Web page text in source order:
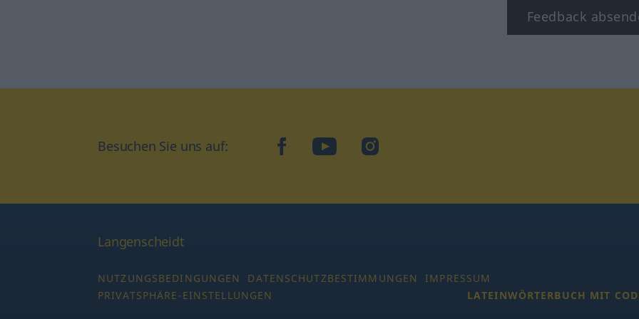
Feedback
Besuchen Sie uns auf: facebookYouTubeInstagram
Langenscheidt
NUTZUNGSBEDINGUNGEN DATENSCHUTZBESTIMMUNGEN
IMPRESSUM
PRIVATSPHÄRE-EINSTELLUNGEN
LATEINWÖRTERBUCH MIT